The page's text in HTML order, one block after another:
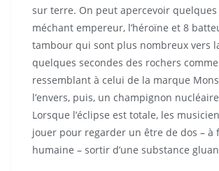
sur terre. On peut apercevoir
méchant empereur, l’héroïne et 8
tambour qui sont plus nombreux vers
quelques secondes des rochers
ressemblant à celui de la marque
l’envers, puis, un champignon
Lorsque l’éclipse est totale, les
jouer pour regarder un être de dos – à
humaine – sortir d’une substance